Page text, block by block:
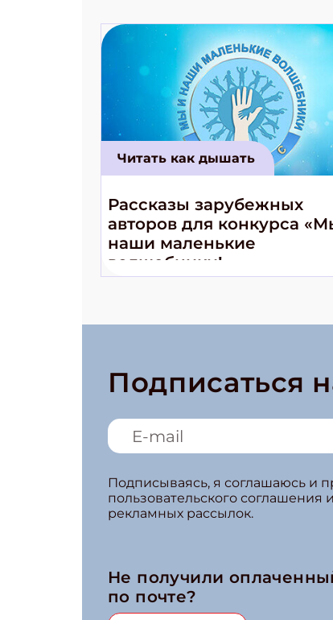
Читать как дышать
Рассказы зарубежных
авторов для конкурса
наши маленькие
волшебники!»
Подписаться
Подписываясь, я соглашаюсь и
пользовательского соглашения
рекламных рассылок.
Не получили
по почте?